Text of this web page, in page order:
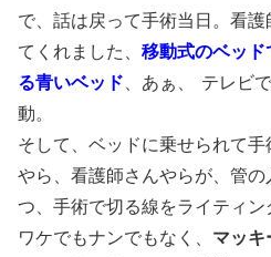
で、話は戻って手術当日。看
てくれました、 移動式のベッド
る青いベッド 、あぁ、
テレビ
動。
そして、ベッドに乗せられて
やら、看護師さんやらが、管
つ、手術で切る線をライティン
ワケでもナンでもなく、 マッキ